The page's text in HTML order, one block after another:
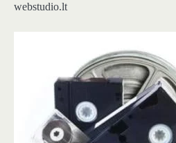
webstudio.lt